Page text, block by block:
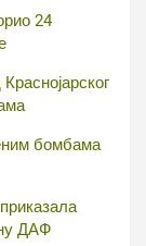
24
бомбама
ДАФ